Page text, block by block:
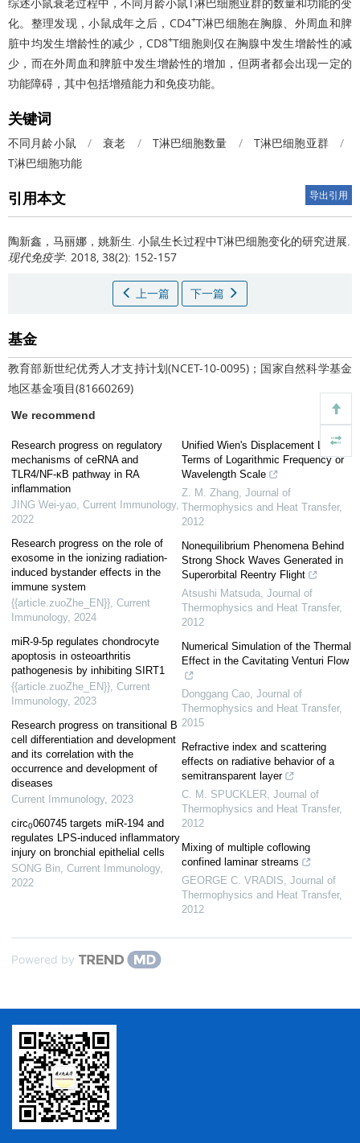
化。整理发现，小鼠成年之后，CD4+T淋巴细胞在胸腺、外周血和脾
脏中均发生增龄性的减少，CD8+T细胞则仅在胸腺中发生增龄性的减
少，而在外周血和脾脏中发生增龄性的增加，但两者都会出现一定的
功能障碍，其中包括增殖能力和免疫功能。
关键词
不同月龄小鼠 / 衰老 / T淋巴细胞数量 / T淋巴细胞亚群
/
T淋巴细胞功能
引用本文 导出引用
陶新鑫，马丽娜，姚新生. 小鼠生长过程中T淋巴细胞变化的研究进展.
现代免疫学. 2018, 38(2): 152-157
上一篇 下一篇
基金
教育部新世纪优秀人才支持计划(NCET-10-0095)；国家自然科学基金
地区基金项目(81660269)
We recommend
Research progress on regulatory
mechanisms of ceRNA and
TLR4/NF-κB pathway in RA
inflammation
JING Wei-yao, Current Immunology,
2022
Research progress on the role of
exosome in the ionizing radiation-
induced bystander effects in the
immune system
{{article.zuoZhe_EN}}, Current
Immunology, 2024
miR-9-5p regulates chondrocyte
apoptosis in osteoarthritis
pathogenesis by inhibiting SIRT1
{{article.zuoZhe_EN}}, Current
Immunology, 2023
Research progress on transitional B
cell differentiation and development
and its correlation with the
occurrence and development of
diseases
Current Immunology, 2023
circ0060745 targets miR-194 and
regulates LPS-induced inflammatory
injury on bronchial epithelial cells
SONG Bin, Current Immunology,
2022
Unified Wien's Displacement Law in
Terms of Logarithmic Frequency or
Wavelength Scale
Z. M. Zhang, Journal of
Thermophysics and Heat Transfer,
2012
Nonequilibrium Phenomena Behind
Strong Shock Waves Generated in
Superorbital Reentry Flight
Atsushi Matsuda, Journal of
Thermophysics and Heat Transfer,
2012
Numerical Simulation of the Thermal
Effect in the Cavitating Venturi Flow
Donggang Cao, Journal of
Thermophysics and Heat Transfer,
2015
Refractive index and scattering
effects on radiative behavior of a
semitransparent layer
C. M. SPUCKLER, Journal of
Thermophysics and Heat Transfer,
2012
Mixing of multiple coflowing
confined laminar streams
GEORGE C. VRADIS, Journal of
Thermophysics and Heat Transfer,
2012
Powered by